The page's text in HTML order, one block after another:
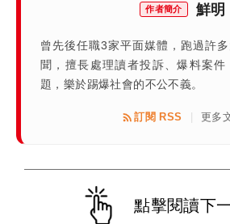
作者簡介 鮮明
曾先後任職3家平面媒體，跑過許
聞，擅長處理讀者投訴、爆料案
題，樂於踢爆社會的不公不義。
訂閱 RSS 更多
點擊閱讀下